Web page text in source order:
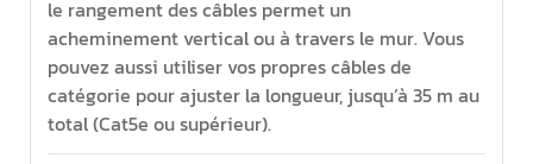
le rangement des câbles permet un
acheminement vertical ou à travers le mur. Vous
pouvez aussi utiliser vos propres câbles de
catégorie pour ajuster la longueur, jusqu’à 35 m au
total (Cat5e ou supérieur).